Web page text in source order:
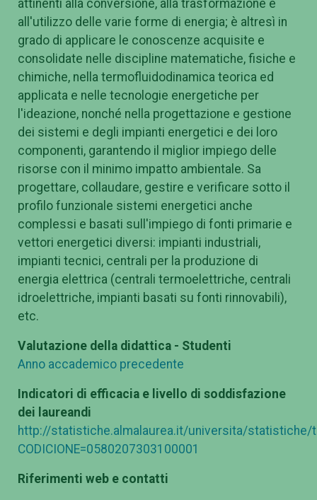
attinenti alla conversione, alla trasformazione e
all'utilizzo delle varie forme di energia; è altresì in
grado di applicare le conoscenze acquisite e
consolidate nelle discipline matematiche, fisiche e
chimiche, nella termofluidodinamica teorica ed
applicata e nelle tecnologie energetiche per
l'ideazione, nonché nella progettazione e gestione
dei sistemi e degli impianti energetici e dei loro
componenti, garantendo il miglior impiego delle
risorse con il minimo impatto ambientale. Sa
progettare, collaudare, gestire e verificare sotto il
profilo funzionale sistemi energetici anche
complessi e basati sull'impiego di fonti primarie e
vettori energetici diversi: impianti industriali,
impianti tecnici, centrali per la produzione di
energia elettrica (centrali termoelettriche, centrali
idroelettriche, impianti basati su fonti rinnovabili),
etc.
Valutazione della didattica - Studenti
Anno accademico precedente
Indicatori di efficacia e livello di soddisfazione
dei laureandi
http://statistiche.almalaurea.it/universita/statistiche/
CODICIONE=0580207303100001
Riferimenti web e contatti